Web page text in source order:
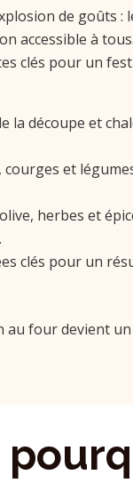
de goûts :
accessible à
clés pour un
la découpe et
et
herbes et
clés pour un
au four devient